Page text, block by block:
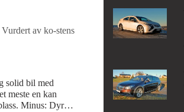
Vurdert av ko-stens
solid bil med
meste en kan
Minus: Dyre